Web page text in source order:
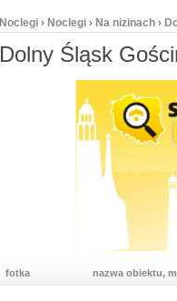
Noclegi › Noclegi › Na nizinach ›
Dolny Śląsk
fotka nazwa obiektu,